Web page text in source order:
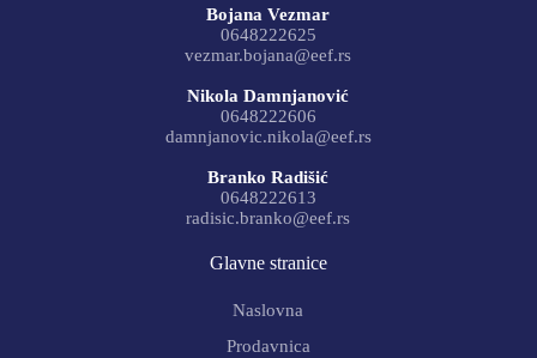
Bojana Vezmar
0648222625
vezmar.bojana@eef.rs
Nikola Damnjanović
0648222606
damnjanovic.nikola@eef.rs
Branko Radišić
0648222613
radisic.branko@eef.rs
Glavne stranice
Naslovna
Prodavnica